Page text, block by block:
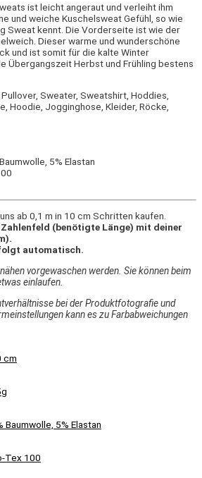
ist leicht angeraut und verleiht ihm
und weiche Kuschelsweat Gefühl, so wie
Sweat kennt. Die Vorderseite ist wie der
Dieser warme und wunderschöne
und ist somit für die kalte Winter
Übergangszeit Herbst und Frühling bestens
Sweater, Sweatshirt, Hoddies,
Hoodie, Jogginghose, Kleider, Röcke,
5% Elastan
ab 0,1 m in 10 cm Schritten kaufen.
(benötigte Länge) mit deiner
automatisch.
vorgewaschen werden. Sie können beim
einlaufen.
bei der Produktfotografie und
kann es zu Farbabweichungen
cm
Baumwolle, 5% Elastan
Tex 100